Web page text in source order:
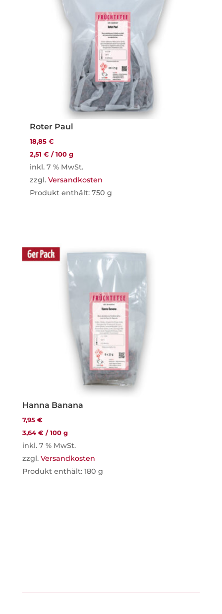
Roter Paul
18,85 €
2,51 €/100 g
inkl. 7 % MwSt.
zzgl. Versandkosten
Produkt enthält: 750 g
Hanna Banana
7,95€
3,64€ /100 g
inkl. 7 % MwSt.
zzgl.Versandkosten
Produkt enthält: 180g